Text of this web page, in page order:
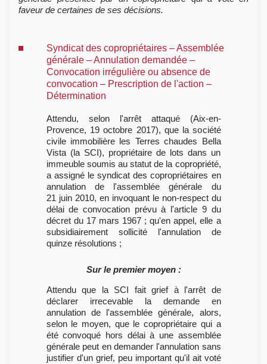
faveur de certaines de ses décisions.
Syndicat des copropriétaires – Assemblée
générale – Annulation demandée –
Convocation irrégulière ou absence de
convocation – Prescription de l'action –
Détermination
Attendu, selon l'arrêt attaqué (Aix-en-
Provence, 19 octobre 2017), que la société
civile immobilière les Terres chaudes Bella
Vista (la SCI), propriétaire de lots dans un
immeuble soumis au statut de la copropriété,
a assigné le syndicat des copropriétaires en
annulation de l'assemblée générale du
21 juin 2010, en invoquant le non-respect du
délai de convocation prévu à l'article 9 du
décret du 17 mars 1967 ; qu'en appel, elle a
subsidiairement sollicité l'annulation de
quinze résolutions ;
Sur le premier moyen :
Attendu que la SCI fait grief à l'arrêt de
déclarer irrecevable la demande en
annulation de l'assemblée générale, alors,
selon le moyen, que le copropriétaire qui a
été convoqué hors délai à une assemblée
générale peut en demander l'annulation sans
justifier d'un grief, peu important qu'il ait voté